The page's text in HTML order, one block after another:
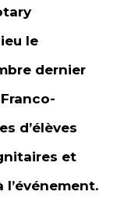
le
dernier
d’élèves
et